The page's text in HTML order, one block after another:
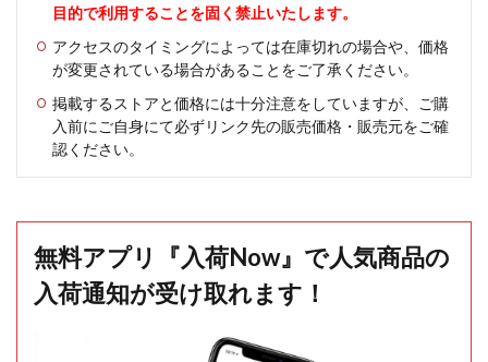
目的で利用することを固く禁止いたします。
アクセスのタイミングによっては在庫切れの場合や、価格
が変更されている場合があることをご了承ください。
掲載するストアと価格には十分注意をしていますが、ご購
入前にご自身にて必ずリンク先の販売価格・販売元をご確
認ください。
無料アプリ『入荷Now』で人気商品の
入荷通知が受け取れます！